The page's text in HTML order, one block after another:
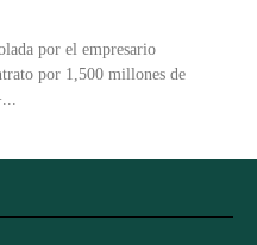
por el empresario
por 1,500 millones de